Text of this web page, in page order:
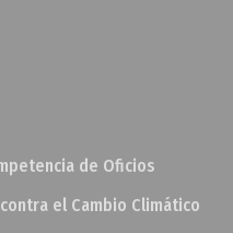
de Oficios
el Cambio Climático